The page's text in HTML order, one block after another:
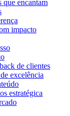
que encantam
impacto
de clientes
excelência
estratégica